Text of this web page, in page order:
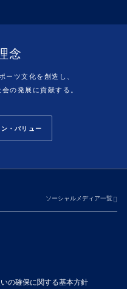
念
ーツ文化を創造し、
の発展に貢献する。
・バリュー
ソーシャルメディア一覧
の確保に関する基本方針